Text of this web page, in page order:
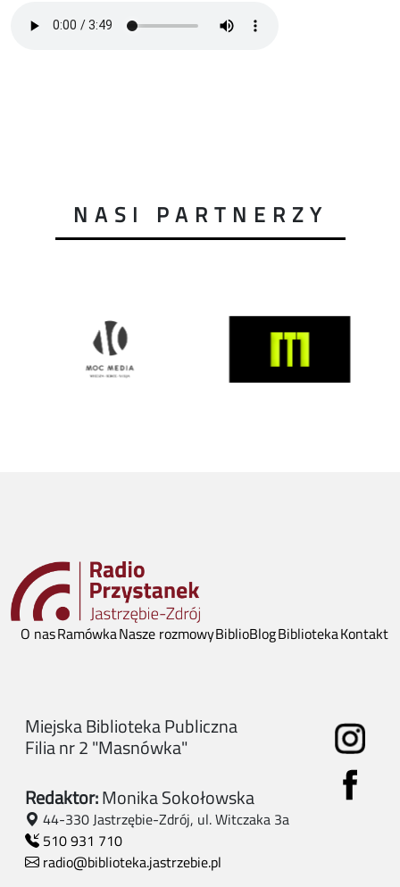
NASI PARTNERZY
O nasRamówkaNasze rozmowyBiblioBlogBibliotekaKontakt
Miejska Biblioteka Publiczna
Filia nr 2 "Masnówka"
Redaktor:Monika Sokołowska
44-330 Jastrzębie-Zdrój, ul. Witczaka 3a
510 931 710
radio@biblioteka.jastrzebie.pl